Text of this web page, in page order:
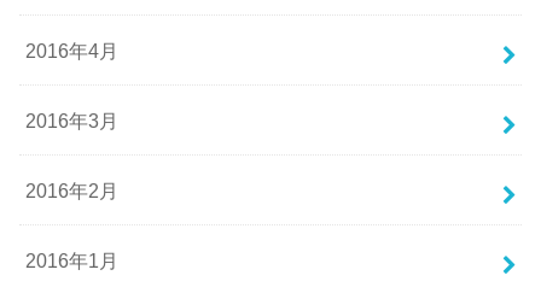
2016年4月
2016年3月
2016年2月
2016年1月